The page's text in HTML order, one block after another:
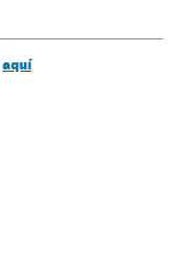
aquí